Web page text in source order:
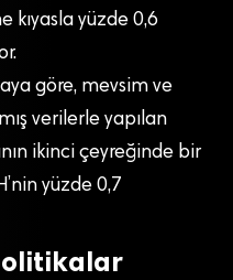
kıyasla yüzde 0,6
göre, mevsim ve
verilerle yapılan
ikinci çeyreğinde bir
yüzde 0,7